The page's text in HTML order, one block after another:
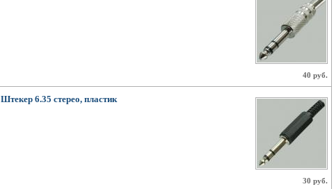
40 руб.
30 руб.
Штекер 6.35 стерео, пластик